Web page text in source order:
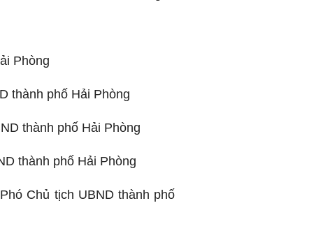
Phòng
thành phố Hải Phòng
thành phố Hải Phòng
thành phố Hải Phòng
Chủ tịch UBND thành phố